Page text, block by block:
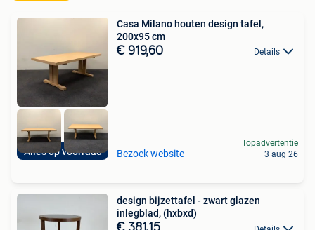
Alles op voorraad
Casa Milano houten design tafel,
200x95 cm
€ 919,60 Details
Bezoek website
Topadvertentie
3 aug 26
design bijzettafel - zwart glazen
inlegblad, (hxbxd)